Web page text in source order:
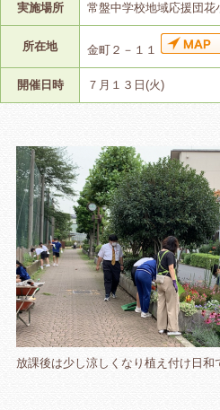
実施場所 常盤中学校地域応援団花
所在地 金町２－１１
開催日時 ７月１３日(火)
放課後は少し涼しくなり植え付け日和